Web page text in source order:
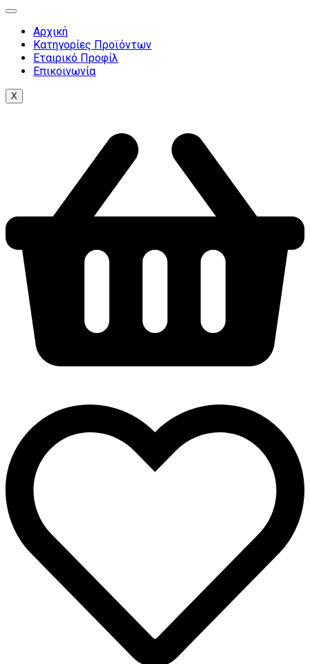
Αρχική
Κατηγορίες Προϊόντων
Εταιρικό Προφίλ
Επικοινωνία
X